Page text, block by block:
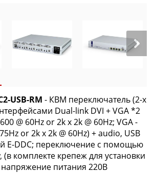
USB-RM - КВМ переключатель (2-х
Dual-link DVI + VGA *2
@ 60Hz or 2k x 2k @ 60Hz; VGA -
or 2k x 2k @ 60Hz) + audio, USB
E-DDC; переключение с помощью
(в комплекте крепеж для установки
напряжение питания 220В